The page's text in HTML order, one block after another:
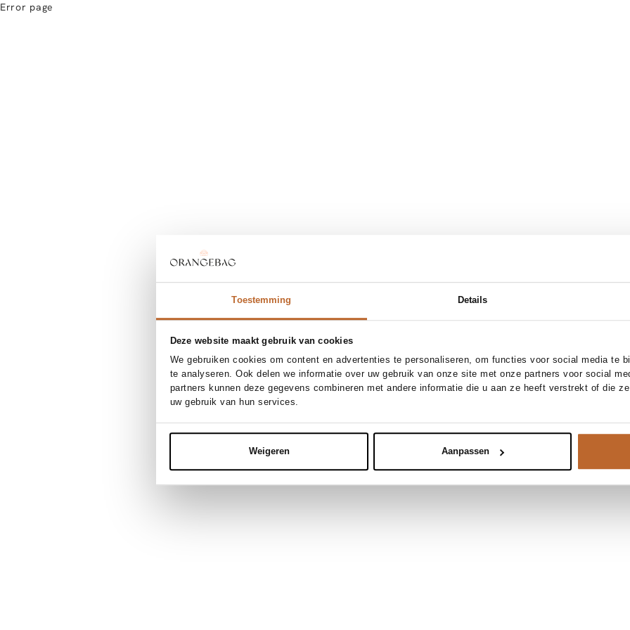
Toestemming Details
Deze website maakt gebruik van cookies
We gebruiken cookies om content en advertenties te personaliseren, om functies voor social media te
te analyseren. Ook delen we informatie over uw gebruik van onze site met onze partners voor social
partners kunnen deze gegevens combineren met andere informatie die u aan ze heeft verstrekt of die
uw gebruik van hun services.
Weigeren Aanpassen
Error page